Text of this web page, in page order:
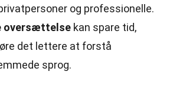
og professionelle.
oversættelse kan spare tid,
det lettere at forstå
sprog.